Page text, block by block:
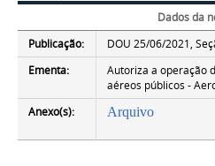
Dados da
Publicação:
DOU 25/06/2021,
Ementa:
Autoriza a operação
aéreos públicos -
Anexo(s):
Arquivo